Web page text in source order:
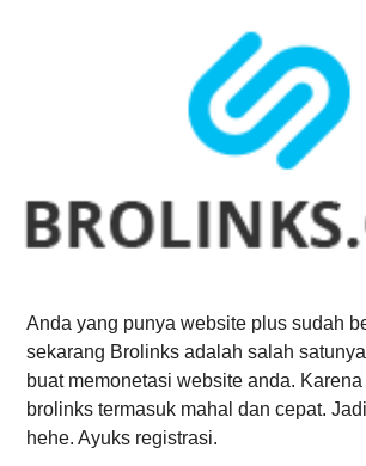
Anda yang punya website plus sudah
sekarang Brolinks adalah salah
buat memonetasi website anda.
brolinks termasuk mahal dan cepat.
hehe. Ayuks registrasi.